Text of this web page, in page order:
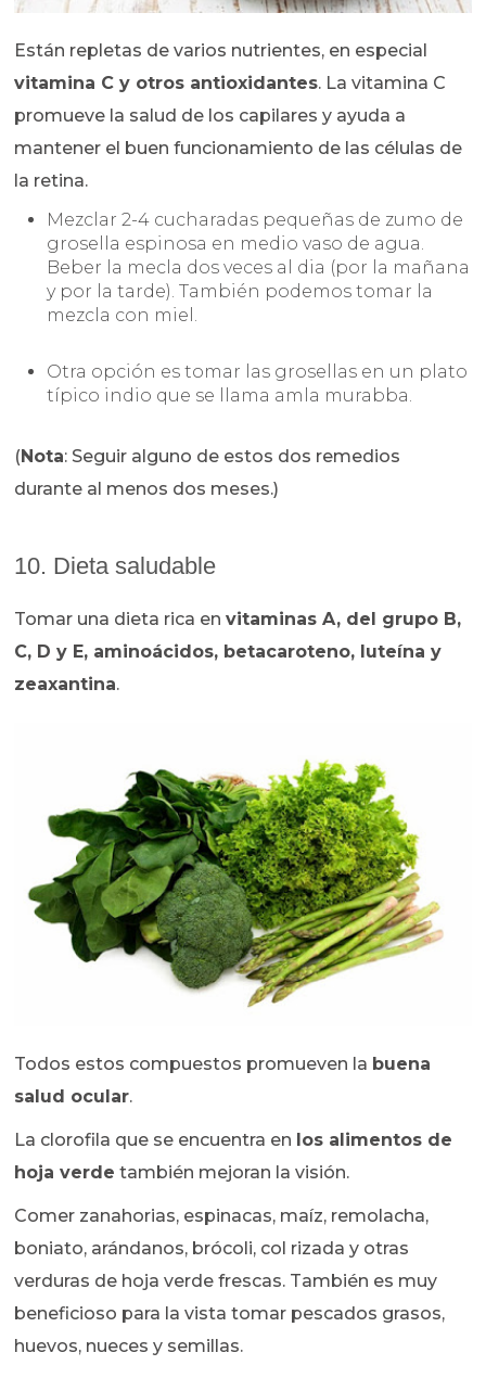
Están repletas de varios nutrientes, en especial
vitamina C y otros antioxidantes. La vitamina C
promueve la salud de los capilares y ayuda a
mantener el buen funcionamiento de las células de
la retina.
Mezclar 2-4 cucharadas pequeñas de zumo de
grosella espinosa en medio vaso de agua.
Beber la mecla dos veces al dia (por la mañana
y por la tarde). También podemos tomar la
mezcla con miel.
Otra opción es tomar las grosellas en un plato
típico indio que se llama amla murabba.
(Nota: Seguir alguno de estos dos remedios
durante al menos dos meses.)
10. Dieta saludable
Tomar una dieta rica envitaminas A, del grupo B,
C, D y E, aminoácidos, betacaroteno, luteína y
zeaxantina.
Todos estos compuestos promueven la buena
salud ocular.
La clorofila que se encuentra en los alimentos de
hoja verde también mejoran la visión.
Comer zanahorias, espinacas, maíz, remolacha,
boniato, arándanos, brócoli, col rizada y otras
verduras de hoja verde frescas. También es muy
beneficioso para la vista tomar pescados grasos,
huevos, nueces y semillas.